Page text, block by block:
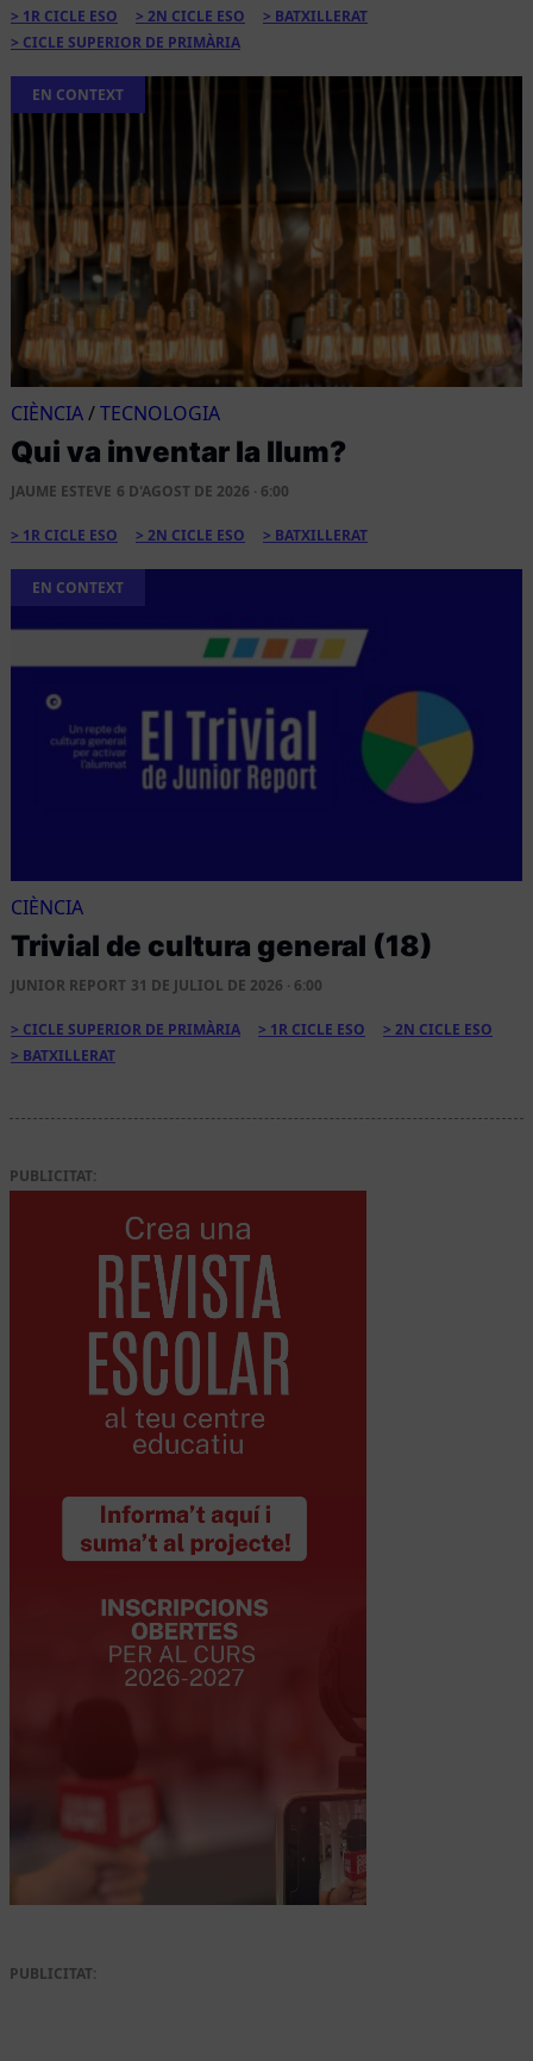
1R CICLE ESO 2N CICLE ESO
BATXILLERAT
CICLE SUPERIOR DE PRIMÀRIA
EN CONTEXT
CIÈNCIA/TECNOLOGIA
Qui va inventar la llum?
JAUME ESTEVE 6 D'AGOST DE 2026 · 6:00
1R CICLE ESO 2N CICLE ESO BATXILLERAT
EN CONTEXT
CIÈNCIA
Trivial de cultura general (18)
JUNIOR REPORT 31 DE JULIOL DE 2026 · 6:00
CICLE SUPERIOR DE PRIMÀRIA 1R CICLE ESO
2N CICLE ESO
BATXILLERAT
PUBLICITAT:
PUBLICITAT: